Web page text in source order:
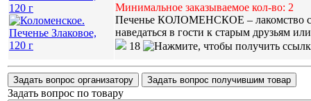
Минимальное заказываемое кол-во: 2
Печенье КОЛОМЕНСКОЕ – лакомство с
наведаться в гости к старым друзьям
18
Задать вопрос организатору Задать вопрос получившим товар
Задать вопрос по товару